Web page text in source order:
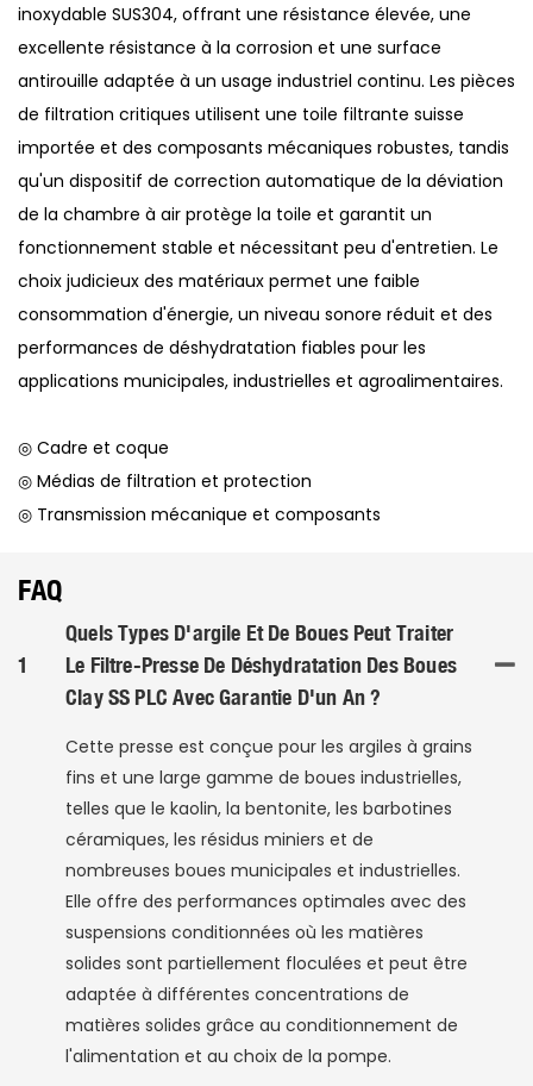
inoxydable SUS304, offrant une résistance élevée, une
excellente résistance à la corrosion et une surface
antirouille adaptée à un usage industriel continu. Les pièces
de filtration critiques utilisent une toile filtrante suisse
importée et des composants mécaniques robustes, tandis
qu'un dispositif de correction automatique de la déviation
de la chambre à air protège la toile et garantit un
fonctionnement stable et nécessitant peu d'entretien. Le
choix judicieux des matériaux permet une faible
consommation d'énergie, un niveau sonore réduit et des
performances de déshydratation fiables pour les
applications municipales, industrielles et agroalimentaires.
◎ Cadre et coque
◎ Médias de filtration et protection
◎ Transmission mécanique et composants
FAQ
1
Quels Types D'argile Et De Boues Peut Traiter
Le Filtre-Presse De Déshydratation Des Boues
Clay SS PLC Avec Garantie D'un An ?
Cette presse est conçue pour les argiles à grains
fins et une large gamme de boues industrielles,
telles que le kaolin, la bentonite, les barbotines
céramiques, les résidus miniers et de
nombreuses boues municipales et industrielles.
Elle offre des performances optimales avec des
suspensions conditionnées où les matières
solides sont partiellement floculées et peut être
adaptée à différentes concentrations de
matières solides grâce au conditionnement de
l'alimentation et au choix de la pompe.